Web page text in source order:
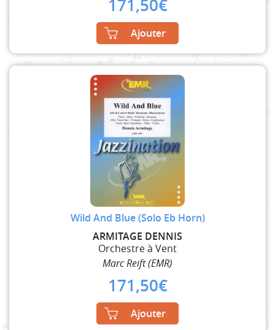
171,50€
Ajouter
Wild And Blue (Solo Eb Horn)
ARMITAGE DENNIS
Orchestre à Vent
Marc Reift (EMR)
171,50€
Ajouter